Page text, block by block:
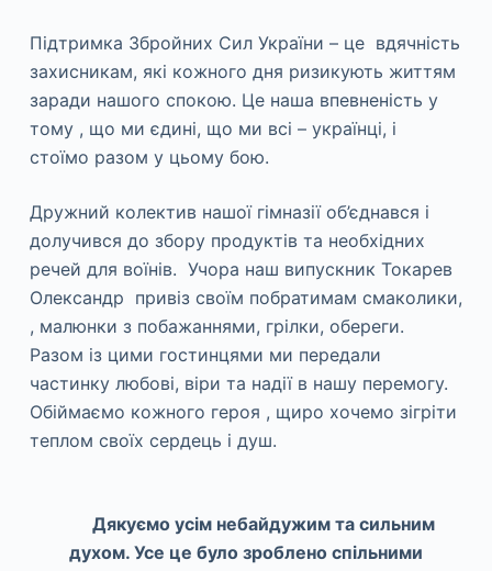
Підтримка Збройних Сил України – це вдячність
захисникам, які кожного дня ризикують життям
заради нашого спокою. Це наша впевненість у
тому , що ми єдині, що ми всі – українці, і
стоїмо разом у цьому бою.
Дружний колектив нашої гімназії об’єднався і
долучився до збору продуктів та необхідних
речей для воїнів. Учора наш випускник Токарев
Олександр привіз своїм побратимам смаколики,
, малюнки з побажаннями, грілки, обереги.
Разом із цими гостинцями ми передали
частинку любові, віри та надії в нашу перемогу.
Обіймаємо кожного героя , щиро хочемо зігріти
теплом своїх сердець і душ.
Дякуємо усім небайдужим та сильним
духом. Усе це було зроблено спільними